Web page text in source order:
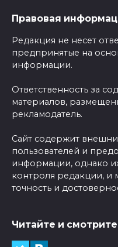
Правовая
Редакция не несет
предпринятые на
информации.
Ответственность за
материалов,
рекламодатель.
Сайт содержит
пользователей и
информации, однако
контроля редакции, и
точность и
Читайте и